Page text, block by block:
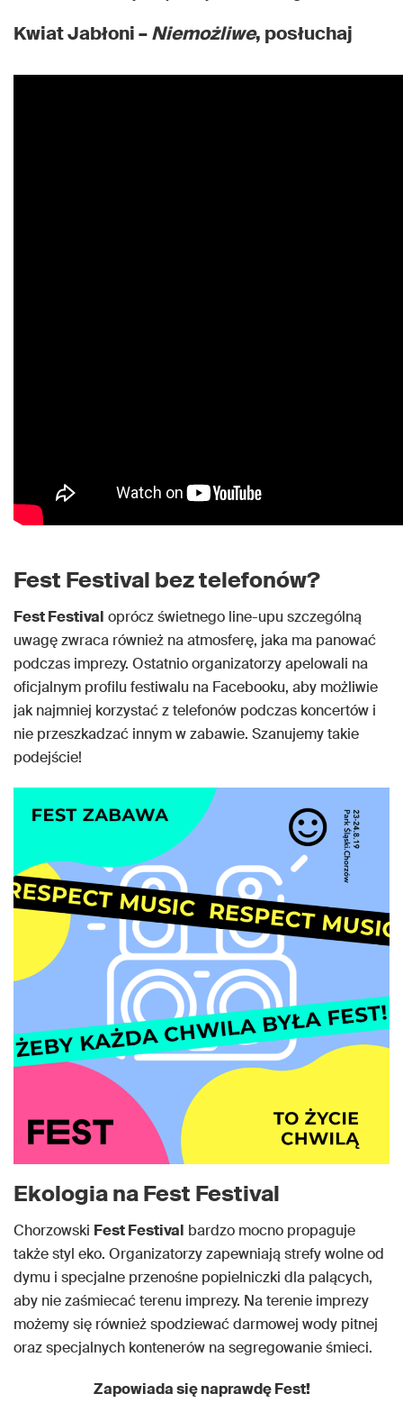
Kwiat Jabłoni –Niemożliwe, posłuchaj
Fest Festival bez telefonów?
Fest Festival oprócz świetnego line-upu szczególną
uwagę zwraca również na atmosferę, jaka ma panować
podczas imprezy. Ostatnio organizatorzy apelowali na
oficjalnym profilu festiwalu na Facebooku, aby możliwie
jak najmniej korzystać z telefonów podczas koncertów i
nie przeszkadzać innym w zabawie. Szanujemy takie
podejście!
Ekologia na Fest Festival
Chorzowski Fest Festival bardzo mocno propaguje
także styl eko. Organizatorzy zapewniają strefy wolne od
dymu i specjalne przenośne popielniczki dla palących,
aby nie zaśmiecać terenu imprezy. Na terenie imprezy
możemy się również spodziewać darmowej wody pitnej
oraz specjalnych kontenerów na segregowanie śmieci.
Zapowiada się naprawdę Fest!